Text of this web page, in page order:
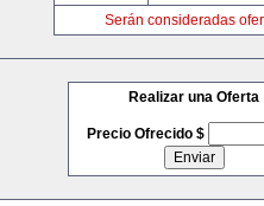
Serán consideradas
Realizar una Oferta
Precio Ofrecido $